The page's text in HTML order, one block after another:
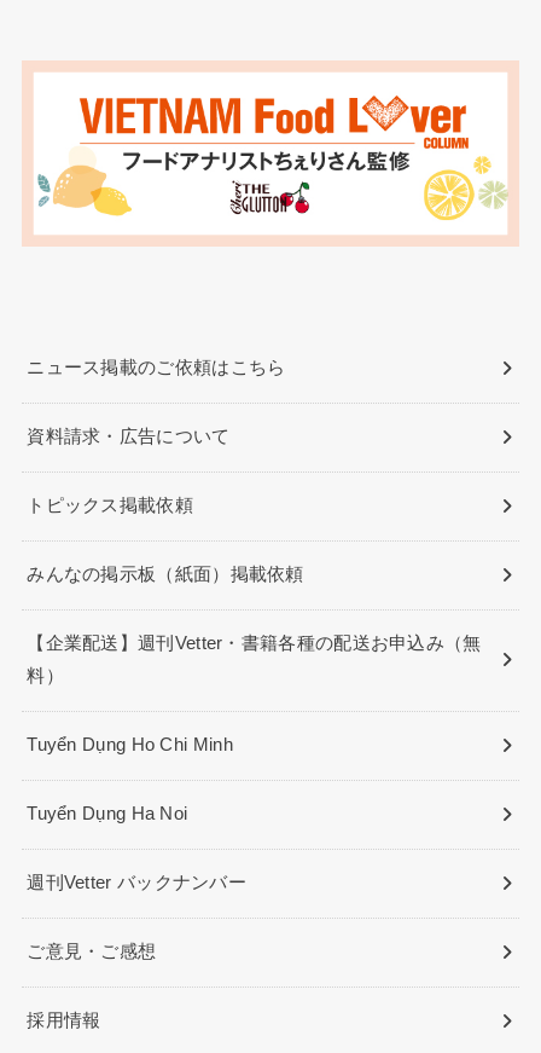
ニュース掲載のご依頼はこちら
資料請求・広告について
トピックス掲載依頼
みんなの掲示板（紙面）掲載依頼
【企業配送】週刊Vetter・書籍各種の配送お申込み（無
料）
Tuyển Dụng Ho Chi Minh
Tuyển Dụng Ha Noi
週刊Vetter バックナンバー
ご意見・ご感想
採用情報